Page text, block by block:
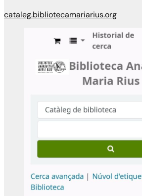
cataleg.bibliotecamariarius.org